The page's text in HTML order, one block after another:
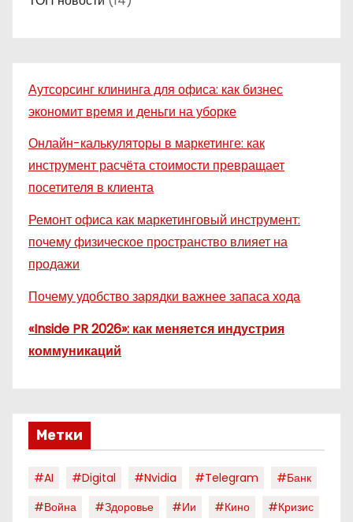
Аутсорсинг клининга для офиса: как бизнес
экономит время и деньги на уборке
Онлайн-калькуляторы в маркетинге: как
инструмент расчёта стоимости превращает
посетителя в клиента
Ремонт офиса как маркетинговый инструмент:
почему физическое пространство влияет на
продажи
Почему удобство зарядки важнее запаса хода
«Inside PR 2026»: как меняется индустрия
коммуникаций
Метки
#AI #digital #nvidia #telegram
#банк
#война
#здоровье #ии #кино
#кризис